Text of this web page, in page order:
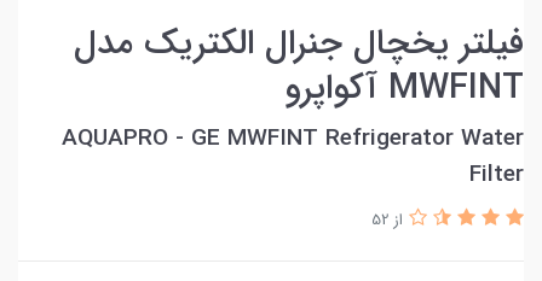
فیلتر یخچال جنرال الکتریک مدل
MWFINT آکواپرو
AQUAPRO - GE MWFINT Refrigerator Water
Filter
از 52